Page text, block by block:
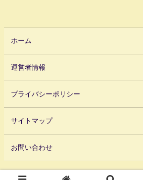
ホーム
運営者情報
プライバシーポリシー
サイトマップ
お問い合わせ